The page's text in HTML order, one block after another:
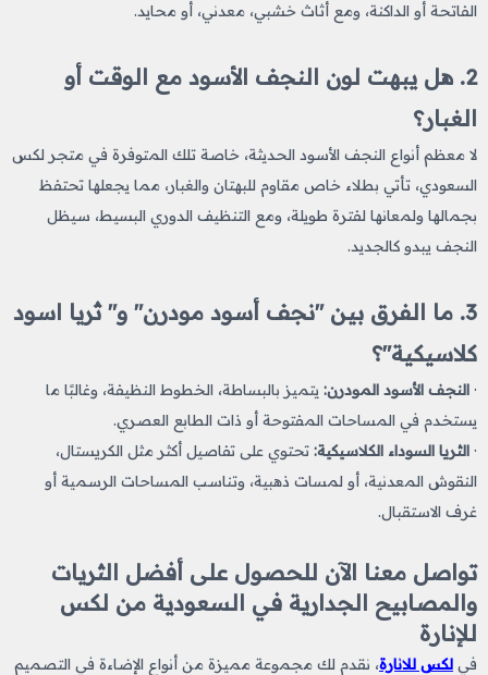
الفاتحة أو الداكنة، ومع أثاث خشبي، معدني، أو محايد.
2. هل يبهت لون النجف الأسود مع الوقت أو
الغبار؟
لا معظم أنواع النجف الأسود الحديثة، خاصة تلك المتوفرة في متجر لكس
السعودي، تأتي بطلاء خاص مقاوم للبهتان والغبار، مما يجعلها تحتفظ
بجمالها ولمعانها لفترة طويلة، ومع التنظيف الدوري البسيط، سيظل
النجف يبدو كالجديد.
3. ما الفرق بين "نجف أسود مودرن" و" ثريا اسود
كلاسيكية"؟
· النجف الأسود المودرن: يتميز بالبساطة، الخطوط النظيفة، وغالبًا ما
يستخدم في المساحات المفتوحة أو ذات الطابع العصري.
· الثريا السوداء الكلاسيكية: تحتوي على تفاصيل أكثر مثل الكريستال،
النقوش المعدنية، أو لمسات ذهبية، وتناسب المساحات الرسمية أو
غرف الاستقبال.
تواصل معنا الآن للحصول على أفضل الثريات
والمصابيح الجدارية في السعودية من لكس
للإنارة
في لكس للانارة، نقدم لك مجموعة مميزة من أنواع الإضاءة في التصميم